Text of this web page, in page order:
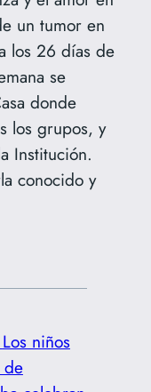
un tumor en
los 26 días de
se
donde
los grupos, y
Institución.
conocido y
Los niños
de